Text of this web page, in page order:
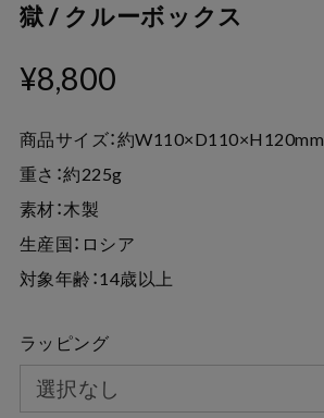
獄 / クルーボックス
¥8,800
商品サイズ：約W110×D110×H120mm
重さ：約225g
素材：木製
生産国：ロシア
対象年齢：14歳以上
ラッピング